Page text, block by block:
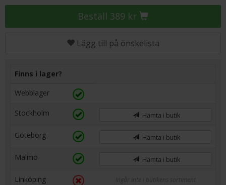
Beställ 389 kr
Lägg till på önskelista
Finns i lager?
Webblager
Stockholm Hämta i butik
Göteborg Hämta i butik
Malmö Hämta i butik
Linköping Ingår inte i butikens sortiment